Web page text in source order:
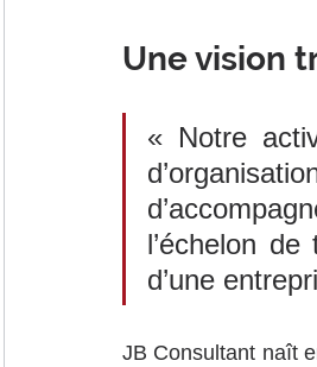
Une vision
« Notre
l’échelon
d’une
JB Consultant naît